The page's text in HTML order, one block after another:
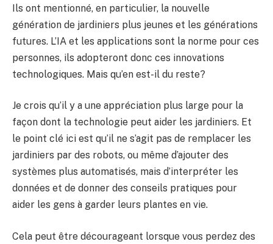
Ils ont mentionné, en particulier, la nouvelle
génération de jardiniers plus jeunes et les générations
futures. L’IA et les applications sont la norme pour ces
personnes, ils adopteront donc ces innovations
technologiques. Mais qu’en est-il du reste?
Je crois qu’il y a une appréciation plus large pour la
façon dont la technologie peut aider les jardiniers. Et
le point clé ici est qu’il ne s’agit pas de remplacer les
jardiniers par des robots, ou même d’ajouter des
systèmes plus automatisés, mais d’interpréter les
données et de donner des conseils pratiques pour
aider les gens à garder leurs plantes en vie.
Cela peut être décourageant lorsque vous perdez des